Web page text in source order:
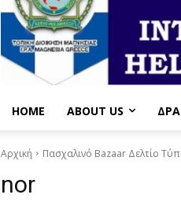
HOME ABOUT US
Αρχική Πασχαλινό Bazaar Δελτίο
nor